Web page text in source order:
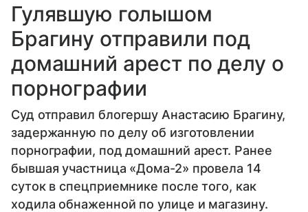
Гулявшую голышом
Брагину отправили под
домашний арест по делу о
порнографии
Суд отправил блогершу Анастасию Брагину,
задержанную по делу об изготовлении
порнографии, под домашний арест. Ранее
бывшая участница «Дома-2» провела 14
суток в спецприемнике после того, как
ходила обнаженной по улице и магазину.